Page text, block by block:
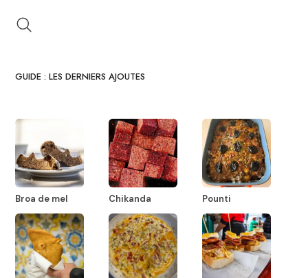
GUIDE : LES DERNIERS AJOUTES
Broa de mel Chikanda Pounti